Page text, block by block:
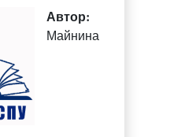
Автор:
Майнина